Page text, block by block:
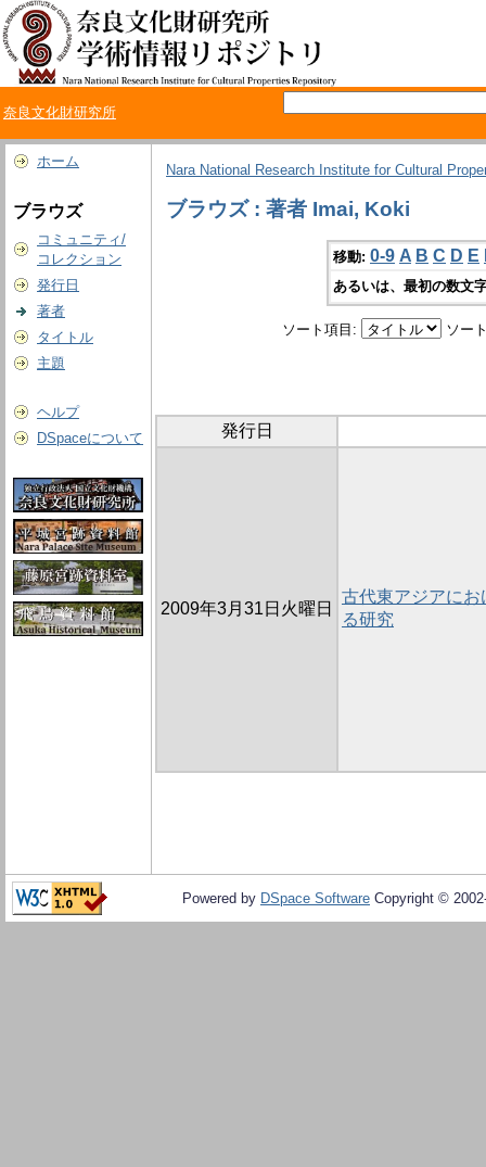
奈良文化財研究所
ホーム
ブラウズ
コミュニティ/
コレクション
発行日
著者
タイトル
主題
ヘルプ
DSpaceについて
Nara National Research Institute for Cultural
ブラウズ : 著者 Imai, Koki
移動: 0-9 A B C D E
あるいは、最初の数文
ソート項目: ソー
発行日
2009年3月31日火曜日
古代東アジアに
る研究
Powered by DSpace Software Copyright ©